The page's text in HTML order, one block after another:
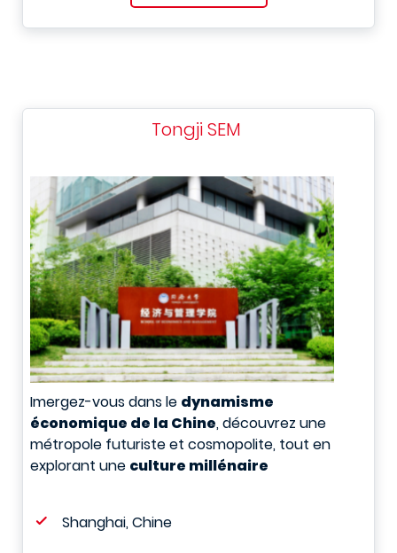
Tongji SEM
Imergez-vous dans le dynamisme
économique de la Chine, découvrez une
métropole futuriste et cosmopolite, tout en
explorant une culture millénaire
Shanghai, Chine